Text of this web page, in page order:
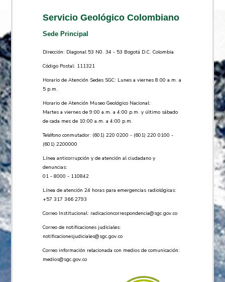
Servicio Geológico Colombiano
Sede Principal
Dirección: Diagonal 53 N0. 34 - 53 Bogotá D.C. Colombia
Código Postal: 111321
Horario de Atención Sedes SGC: Lunes a viernes 8.00 a.m. a
5 p.m.
Horario de Atención Museo Geológico Nacional:
Martes a viernes de 9:00 a.m. a 4:00 p.m. y último sábado
de cada mes de 10:00 a.m. a 4:00 p.m.
Teléfono conmutador: (601) 220 0200 - (601) 220 0100 -
(601) 2200000
Línea anticorrupción y de atención al ciudadano y
denuncias:
01 - 8000 - 110842
Línea de atención 24 horas para emergencias radiológicas:
+57 ​317 366 2793
Correo Institucional: radicacioncorrespondencia@sgc.gov.co
Correo de notificaciones judiciales:
notificacionesjudiciales@sgc.gov.co
Correo información relacionada con medios de comunicación:
medios@sgc.gov.co